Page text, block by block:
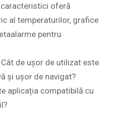
caracteristici oferă
al temperaturilor, grafice
pentru
Cât de ușor de utilizat este
și ușor de navigat?
aplicația compatibilă cu